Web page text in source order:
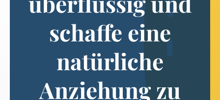
schaffe eine
natürliche
Anziehung zu